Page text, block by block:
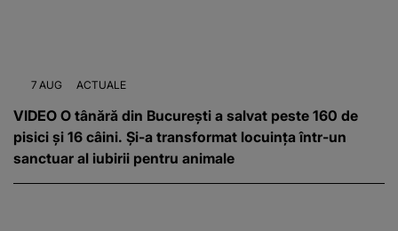
7 AUG ACTUALE
VIDEO O tânără din București a salvat peste 160 de
pisici și 16 câini. Și-a transformat locuința într-un
sanctuar al iubirii pentru animale